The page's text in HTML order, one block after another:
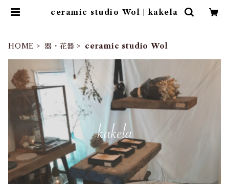
ceramic studio Wol | kakela
HOME 器・花器 ceramic studio Wol